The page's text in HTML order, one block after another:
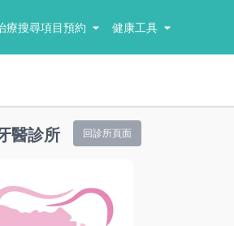
療搜尋項目預約 健康工具
醫診所 回診所頁面